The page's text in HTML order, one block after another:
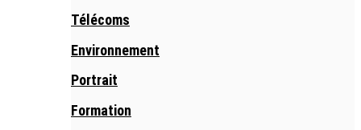
Télécoms
Environnement
Portrait
Formation